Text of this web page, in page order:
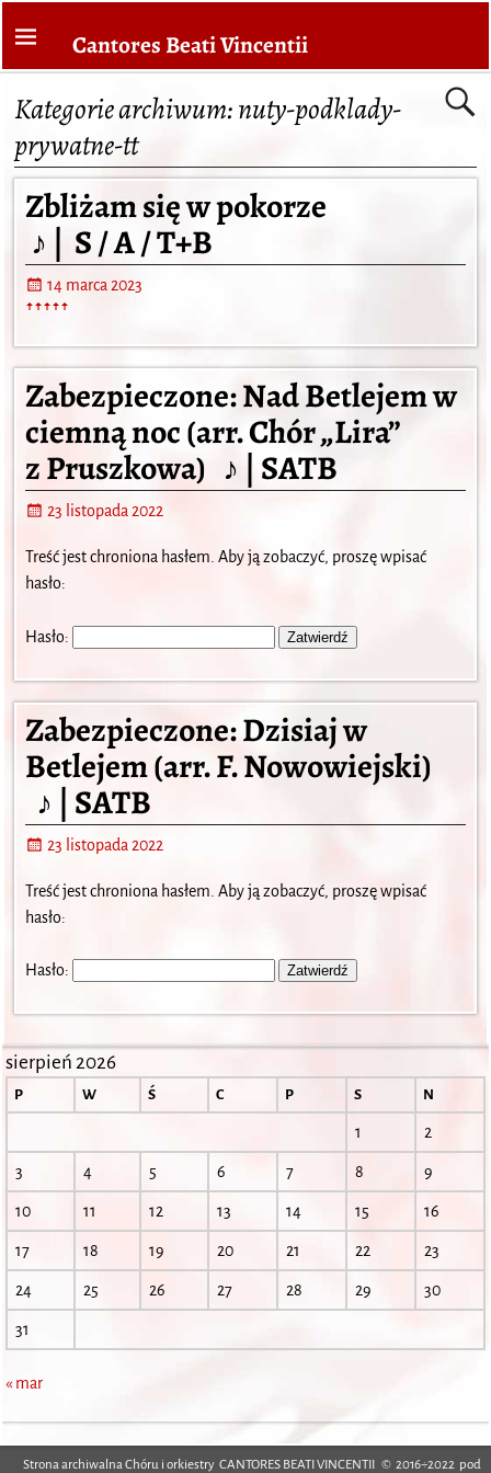
Cantores Beati Vincentii
Kategorie archiwum:nuty-podklady-
prywatne-tt
Zbliżam się w pokorze
♪ | S / A / T+B
14 marca 2023
ꜛꜛꜛꜛꜛ
Zabezpieczone: Nad Betlejem w
ciemną noc (arr. Chór „Lira”
z Pruszkowa) ♪ | SATB
23 listopada 2022
Treść jest chroniona hasłem. Aby ją zobaczyć, proszę wpisać
hasło:
Hasło:
Zabezpieczone: Dzisiaj w
Betlejem (arr. F. Nowowiejski)
♪ | SATB
23 listopada 2022
Treść jest chroniona hasłem. Aby ją zobaczyć, proszę wpisać
hasło:
Hasło:
sierpień 2026
P W Ś C P S N
1 2
3 4 5 6 7 8 9
10 11 12 13 14 15 16
17 18 19 20 21 22 23
24 25 26 27 28 29 30
31
« mar
Strona archiwalna Chóru i orkiestry CANTORES BEATI VINCENTII © 2016÷2022 pod